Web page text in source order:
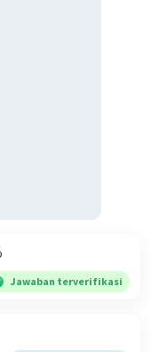
Jawaban terverifikasi